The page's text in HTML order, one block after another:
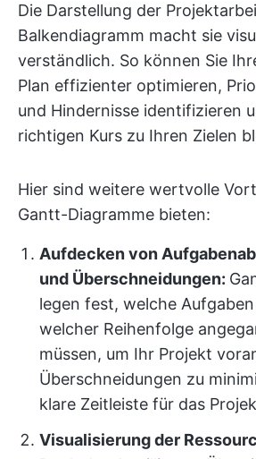
Die Darstellung der
Balkendiagramm macht sie
verständlich. So können Sie
Plan effizienter optimieren,
und Hindernisse identifizieren
richtigen Kurs zu Ihren Zielen
Hier sind weitere wertvolle
Gantt-Diagramme bieten:
Aufdecken von
und Überschneidungen:
legen fest, welche
welcher Reihenfolge
müssen, um Ihr Projekt
Überschneidungen zu
klare Zeitleiste für das
Visualisierung der